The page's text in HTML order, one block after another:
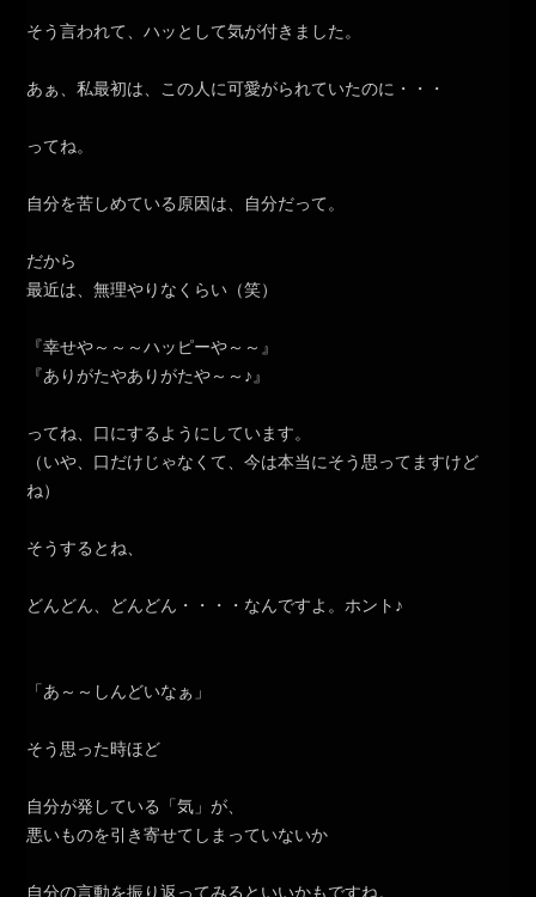
そう言われて、ハッとして気が付きました。
あぁ、私最初は、この人に可愛がられていたのに・・・
ってね。
自分を苦しめている原因は、自分だって。
だから
最近は、無理やりなくらい（笑）
『幸せや～～～ハッピーや～～』
『ありがたやありがたや～～♪』
ってね、口にするようにしています。
（いや、口だけじゃなくて、今は本当にそう思ってますけど
ね）
そうするとね、
どんどん、どんどん・・・・なんですよ。ホント♪
「あ～～しんどいなぁ」
そう思った時ほど
自分が発している「気」が、
悪いものを引き寄せてしまっていないか
自分の言動を振り返ってみるといいかもですね。